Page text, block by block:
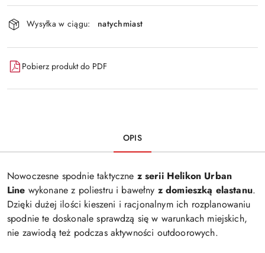
Wyślij
dostawa
Wysyłka w ciągu: natychmiast
Pobierz produkt do PDF
OPIS
Nowoczesne spodnie taktyczne z serii Helikon Urban
Line wykonane z poliestru i bawełny z domieszką elastanu.
Dzięki dużej ilości kieszeni i racjonalnym ich rozplanowaniu
spodnie te doskonale sprawdzą się w warunkach miejskich,
nie zawiodą też podczas aktywności outdoorowych.